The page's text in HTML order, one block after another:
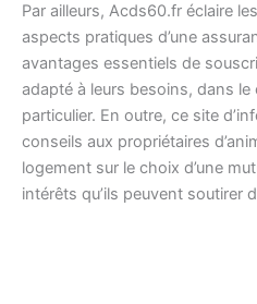
Par ailleurs, Acds60.fr éclaire
aspects pratiques d’une
avantages essentiels de
adapté à leurs besoins, dans
particulier. En outre, ce site
conseils aux propriétaires
logement sur le choix d’une
intérêts qu’ils peuvent soutirer